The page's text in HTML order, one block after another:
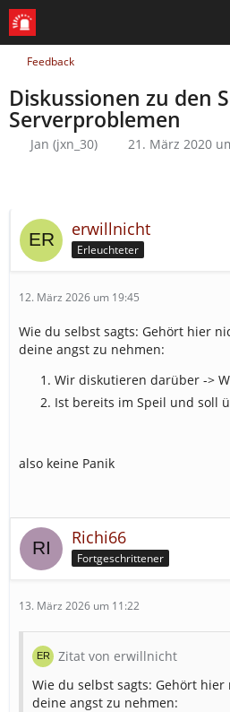
Feedback
Diskussionen zu den
Serverproblemen
Jan (jxn_30) 21. März 2020
erwillnicht
Erleuchteter
12. März 2026 um 19:45
Wie du selbst sagts: Gehört hier
deine angst zu nehmen:
Wir diskutieren darüber ->
Ist bereits im Speil und soll
also keine Panik
Richi66
Fortgeschrittener
13. März 2026 um 11:22
Zitat von erwillnicht
Wie du selbst sagts: Gehört
deine angst zu nehmen: